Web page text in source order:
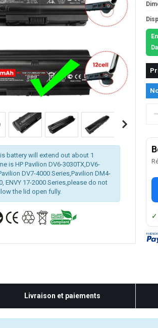
battery will extend out about 1
is HP Pavilion DV6-3030TX,DV6-
DV7-4000 Series,Pavilion DM4-
ENVY 17-2000 Series,please do not
the lid open fully.
✓
Livraison et paiements